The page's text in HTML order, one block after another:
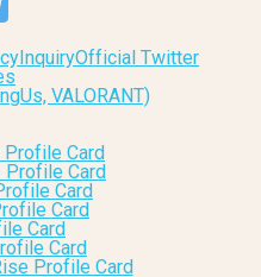
InquiryOfficial Twitter
VALORANT)
Card
Card
Card
Card
Card
Card
Profile Card